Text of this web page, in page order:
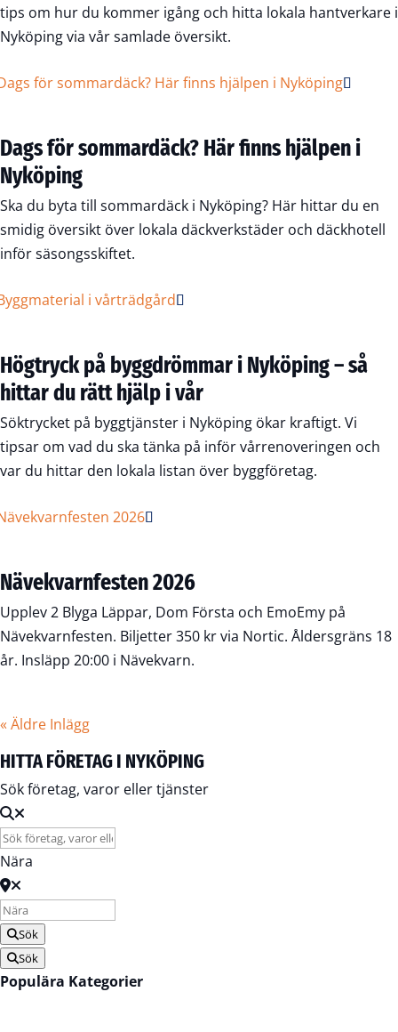
tips om hur du kommer igång och hitta lokala hantverkare i
Nyköping via vår samlade översikt.
Dags för sommardäck? Här finns hjälpen i
Nyköping
Ska du byta till sommardäck i Nyköping? Här hittar du en
smidig översikt över lokala däckverkstäder och däckhotell
inför säsongsskiftet.
Högtryck på byggdrömmar i Nyköping – så
hittar du rätt hjälp i vår
Söktrycket på byggtjänster i Nyköping ökar kraftigt. Vi
tipsar om vad du ska tänka på inför vårrenoveringen och
var du hittar den lokala listan över byggföretag.
Nävekvarnfesten 2026
Upplev 2 Blyga Läppar, Dom Första och EmoEmy på
Nävekvarnfesten. Biljetter 350 kr via Nortic. Åldersgräns 18
år. Insläpp 20:00 i Nävekvarn.
« Äldre Inlägg
HITTA FÖRETAG I NYKÖPING
Sök företag, varor eller tjänster
Nära
Sök
Sök
Populära Kategorier